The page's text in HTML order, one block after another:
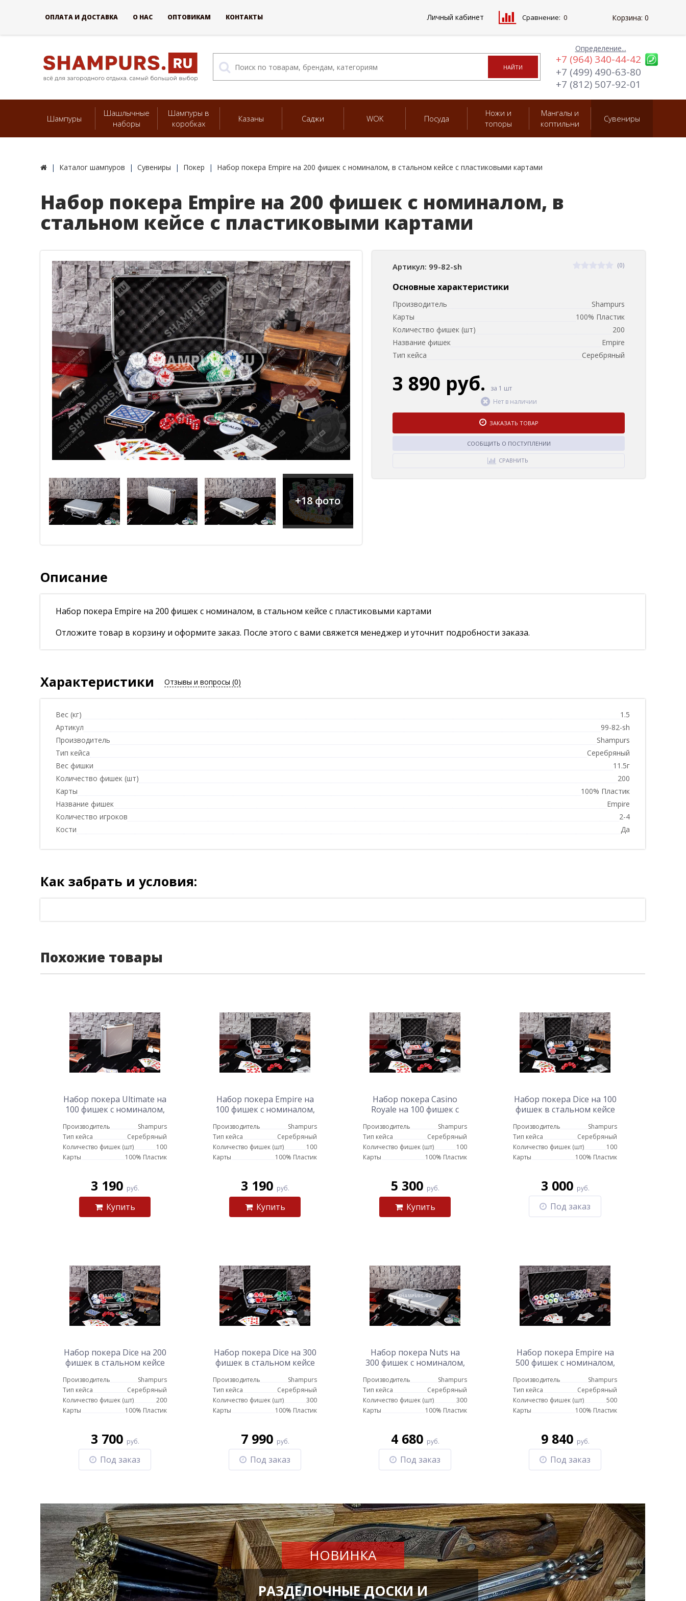
Определение...
+7 (964) 340-44-42
+7 (499) 490-63-80
+7 (812) 507-92-01
Шампуры
Шашлычные
наборы
Шампуры в
коробках
Казаны Саджи WOK Посуда
Ножи и
топоры
Мангалы и
коптильни
Сувениры
Каталог шампуров Сувениры Покер Набор покера Empire на 200 фишек с номиналом, в стальном кейсе с пластиковыми картами
Набор покера Empire на 200 фишек с номиналом, в
стальном кейсе с пластиковыми картами
+18 фото
Артикул: 99-82-sh (0)
Основные характеристики
Производитель
Shampurs
Карты
100% Пластик
Количество фишек (шт)
200
Название фишек
Empire
Тип кейса
Серебряный
3 890 руб.
за 1 шт
Нет в наличии
ЗАКАЗАТЬ ТОВАР
СООБЩИТЬ О ПОСТУПЛЕНИИ
СРАВНИТЬ
Описание
Набор покера Empire на 200 фишек с номиналом, в стальном кейсе с пластиковыми картами
Отложите товар в корзину и оформите заказ. После этого с вами свяжется менеджер и уточнит подробности заказа.
Характеристики Отзывы и вопросы (0)
Вес (кг)
1.5
Артикул
99-82-sh
Производитель
Shampurs
Тип кейса
Серебряный
Вес фишки
11.5г
Количество фишек (шт)
200
Карты
100% Пластик
Название фишек
Empire
Количество игроков
2-4
Кости
Да
Как забрать и условия:
Похожие товары
Набор покера Ultimate на
100 фишек с номиналом,
пластиковыми картами
Производитель
Shampurs
Тип кейса
Серебряный
Количество фишек (шт)
100
Карты
100% Пластик
3 190 руб.
Купить
Набор покера Empire на
100 фишек с номиналом,
пластиковыми картами
Производитель
Shampurs
Тип кейса
Серебряный
Количество фишек (шт)
100
Карты
100% Пластик
3 190 руб.
Купить
Набор покера Casino
Royale на 100 фишек с
кейсе с пластиковыми
картами
Производитель
Shampurs
Тип кейса
Серебряный
Количество фишек (шт)
100
Карты
100% Пластик
5 300 руб.
Купить
Набор покера Dice на 100
фишек в стальном кейсе
Производитель
Shampurs
Тип кейса
Серебряный
Количество фишек (шт)
100
Карты
100% Пластик
3 000 руб.
Под заказ
Набор покера Dice на 200
фишек в стальном кейсе
Производитель
Shampurs
Тип кейса
Серебряный
Количество фишек (шт)
200
Карты
100% Пластик
3 700 руб.
Под заказ
Набор покера Dice на 300
фишек в стальном кейсе
Производитель
Shampurs
Тип кейса
Серебряный
Количество фишек (шт)
300
Карты
100% Пластик
7 990 руб.
Под заказ
Набор покера Nuts на
300 фишек с номиналом,
пластиковыми картами
Производитель
Shampurs
Тип кейса
Серебряный
Количество фишек (шт)
300
Карты
100% Пластик
4 680 руб.
Под заказ
Набор покера Empire на
500 фишек с номиналом,
пластиковыми картами
Производитель
Shampurs
Тип кейса
Серебряный
Количество фишек (шт)
500
Карты
100% Пластик
9 840 руб.
Под заказ
НОВИНКА
РАЗДЕЛОЧНЫЕ ДОСКИ И
ОПЛАТА И ДОСТАВКА О НАС ОПТОВИКАМ КОНТАКТЫ Личный кабинет Сравнение: 0 Корзина: 0